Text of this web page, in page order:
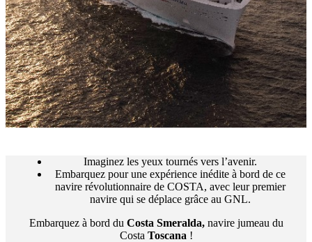
Imaginez les yeux tournés vers l’avenir.
Embarquez pour une expérience inédite à bord de ce
navire révolutionnaire de COSTA, avec leur premier
navire qui se déplace grâce au GNL.
Embarquez à bord du Costa Smeralda, navire jumeau du
Costa Toscana !